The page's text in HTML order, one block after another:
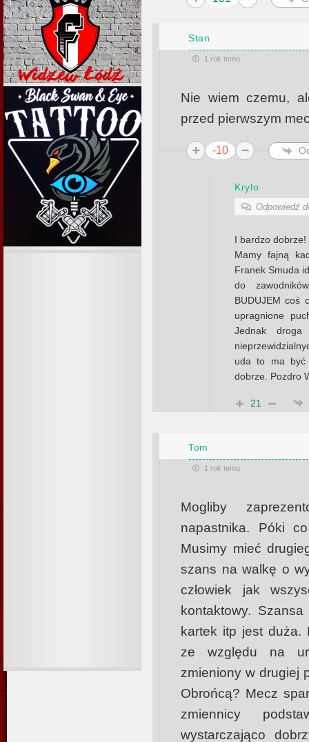
Stan
1 rok temu
Nie wiem czemu,
przed pierwszym
-10
Krylo
Odpowiedź
I bardzo
Mamy fajną
Franek Smuda
do
BUDUJEM coś
upragnione
Jednak
uda to ma być
dobrze. Pozdro
21
Tom
1 rok temu
Mogliby
napastnika. Póki
Musimy mieć
szans na walkę o
człowiek jak
kontaktowy.
kartek itp jest duża.
ze względu na
zmieniony w drugiej
Obrońcą? Mecz
zmiennicy
wystarczająco